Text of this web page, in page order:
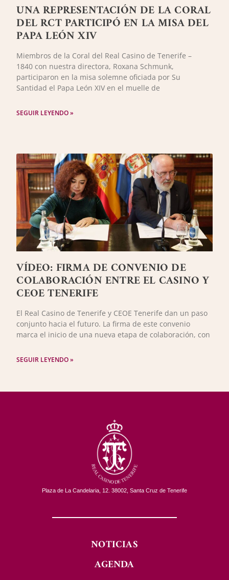
UNA REPRESENTACIÓN DE LA CORAL
DEL RCT PARTICIPÓ EN LA MISA DEL
PAPA LEÓN XIV
Miembros de la Coral del Real Casino de Tenerife –
1840 con nuestra directora, Roxana Schmunk,
participaron en la misa solemne oficiada por Su
Santidad el Papa León XIV en el muelle de
SEGUIR LEYENDO »
VÍDEO: FIRMA DE CONVENIO DE
COLABORACIÓN ENTRE EL CASINO Y
CEOE TENERIFE
El Real Casino de Tenerife y CEOE Tenerife dan un paso
conjunto hacia el futuro. La firma de este convenio
marca el inicio de una nueva etapa de colaboración, con
SEGUIR LEYENDO »
Plaza de La Candelaria, 12. 38002, Santa Cruz de Tenerife
NOTICIAS
AGENDA